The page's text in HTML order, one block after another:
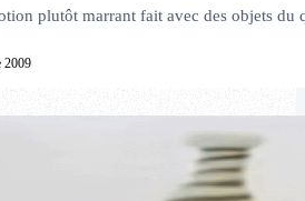
plutôt marrant fait avec des objets
2009